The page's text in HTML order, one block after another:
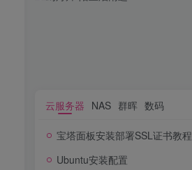
云服务器 NAS 群晖 数码
宝塔面板安装部署SSL证书教程
Ubuntu安装配置